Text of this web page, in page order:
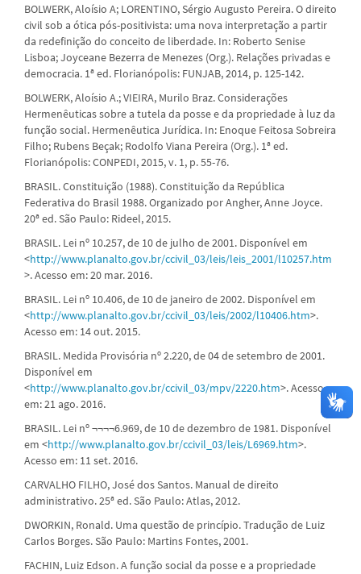
BOLWERK, Aloísio A; LORENTINO, Sérgio Augusto Pereira. O direito
civil sob a ótica pós-positivista: uma nova interpretação a partir
da redefinição do conceito de liberdade. In: Roberto Senise
Lisboa; Joyceane Bezerra de Menezes (Org.). Relações privadas e
democracia. 1ª ed. Florianópolis: FUNJAB, 2014, p. 125-142.
BOLWERK, Aloísio A.; VIEIRA, Murilo Braz. Considerações
Hermenêuticas sobre a tutela da posse e da propriedade à luz da
função social. Hermenêutica Jurídica. In: Enoque Feitosa Sobreira
Filho; Rubens Beçak; Rodolfo Viana Pereira (Org.). 1ª ed.
Florianópolis: CONPEDI, 2015, v. 1, p. 55-76.
BRASIL. Constituição (1988). Constituição da República
Federativa do Brasil 1988. Organizado por Angher, Anne Joyce.
20ª ed. São Paulo: Rideel, 2015.
BRASIL. Lei nº 10.257, de 10 de julho de 2001. Disponível em
<http://www.planalto.gov.br/ccivil_03/leis/leis_2001/l10257.htm
>. Acesso em: 20 mar. 2016.
BRASIL. Lei nº 10.406, de 10 de janeiro de 2002. Disponível em
<http://www.planalto.gov.br/ccivil_03/leis/2002/l10406.htm>.
Acesso em: 14 out. 2015.
BRASIL. Medida Provisória nº 2.220, de 04 de setembro de 2001.
Disponível em
<http://www.planalto.gov.br/ccivil_03/mpv/2220.htm>. Acesso
em: 21 ago. 2016.
BRASIL. Lei nº ¬¬¬¬6.969, de 10 de dezembro de 1981. Disponível
em <http://www.planalto.gov.br/ccivil_03/leis/L6969.htm>.
Acesso em: 11 set. 2016.
CARVALHO FILHO, José dos Santos. Manual de direito
administrativo. 25ª ed. São Paulo: Atlas, 2012.
DWORKIN, Ronald. Uma questão de princípio. Tradução de Luiz
Carlos Borges. São Paulo: Martins Fontes, 2001.
FACHIN, Luiz Edson. A função social da posse e a propriedade